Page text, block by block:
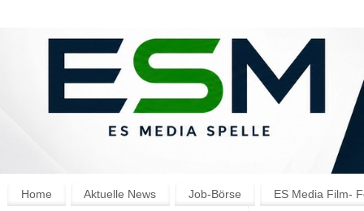
Home Aktuelle News Job-Börse ES Media Film-